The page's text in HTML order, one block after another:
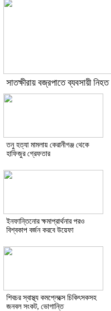
সাতক্ষীরায় বজ্রপাতে ব্যবসায়ী নিহত
তনু হত্যা মামলায় কেরানীগঞ্জ থেকে
হাফিজুর গ্রেফতার
ইনফান্তিনোর ক্ষমাপ্রার্থনার পরও
বিশ্বকাপ বর্জন করবে উয়েফা
শিবচর স্বাস্থ্য কমপ্লেক্সে চিকিৎসকসহ
জনবল সংকট, ভোগান্তি